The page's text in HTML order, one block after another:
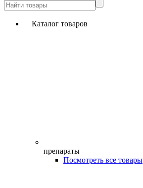
Каталог товаров
препараты
Посмотреть все товары